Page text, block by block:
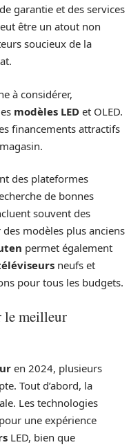
garantie et des services
être un atout non
soucieux de la
à considérer,
modèles LED et OLED.
financements attractifs
des plateformes
de bonnes
souvent des
modèles plus anciens
permet également
neufs et
pour tous les budgets.
le meilleur
en 2024, plusieurs
Tout d’abord, la
Les technologies
une expérience
LED, bien que